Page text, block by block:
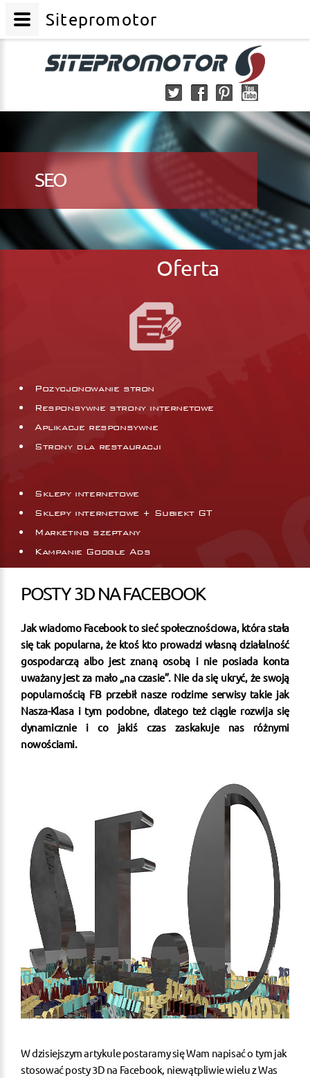
SEO
Oferta
Pozycjonowanie stron
Responsywne strony internetowe
Aplikacje responsywne
Strony dla restauracji
Sklepy internetowe
Sklepy internetowe + Subiekt GT
Marketing szeptany
Kampanie Google Ads
POSTY 3D NA FACEBOOK
Jak wiadomo Facebook to sieć społecznościowa, która stała
się tak popularna, że ktoś kto prowadzi własną działalność
gospodarczą albo jest znaną osobą i nie posiada konta
uważany jest za mało „na czasie”. Nie da się ukryć, że swoją
popularnością FB przebił nasze rodzime serwisy takie jak
Nasza-Klasa i tym podobne, dlatego też ciągle rozwija się
dynamicznie i co jakiś czas zaskakuje nas różnymi
nowościami.
W dzisiejszym artykule postaramy się Wam napisać o tym jak
stosować posty 3D na Facebook, niewątpliwie wielu z Was
Sitepromotor